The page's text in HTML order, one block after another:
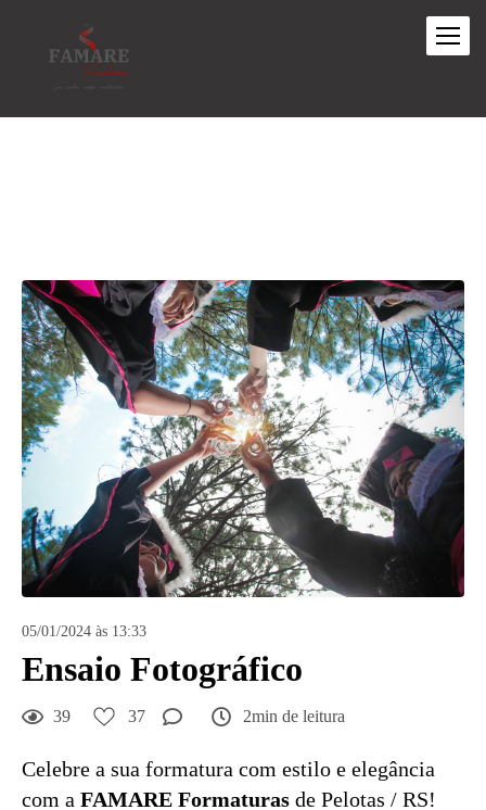
05/01/2024 às 13:33
Ensaio Fotográfico
39 37 2min de leitura
Celebre a sua formatura com estilo e elegância
com a FAMARE Formaturas de Pelotas / RS!